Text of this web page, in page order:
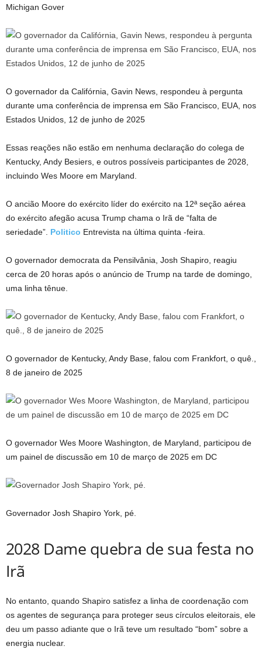
Michigan Gover
O governador da Califórnia, Gavin News, respondeu à pergunta
durante uma conferência de imprensa em São Francisco, EUA, nos
Estados Unidos, 12 de junho de 2025
Essas reações não estão em nenhuma declaração do colega de
Kentucky, Andy Besiers, e outros possíveis participantes de 2028,
incluindo Wes Moore em Maryland.
O ancião Moore do exército líder do exército na 12ª seção aérea
do exército afegão acusa Trump chama o Irã de “falta de
seriedade”. Politico Entrevista na última quinta -feira.
O governador democrata da Pensilvânia, Josh Shapiro, reagiu
cerca de 20 horas após o anúncio de Trump na tarde de domingo,
uma linha tênue.
O governador de Kentucky, Andy Base, falou com Frankfort, o quê.,
8 de janeiro de 2025
O governador Wes Moore Washington, de Maryland, participou de
um painel de discussão em 10 de março de 2025 em DC
Governador Josh Shapiro York, pé.
2028 Dame quebra de sua festa no
Irã
No entanto, quando Shapiro satisfez a linha de coordenação com
os agentes de segurança para proteger seus círculos eleitorais, ele
deu um passo adiante que o Irã teve um resultado “bom” sobre a
energia nuclear.